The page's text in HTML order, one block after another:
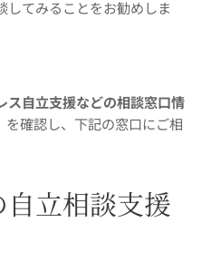
してみることをお勧めしま
ス自立支援などの相談窓口情
確認し、下記の窓口にご相
自立相談支援